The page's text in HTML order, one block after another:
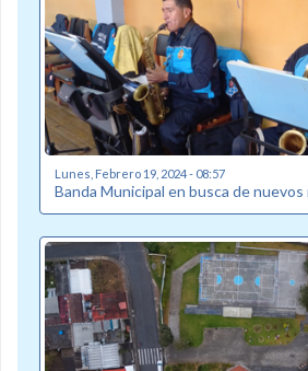
Lunes, Febrero 19, 2024 - 08:57
Banda Municipal en busca de